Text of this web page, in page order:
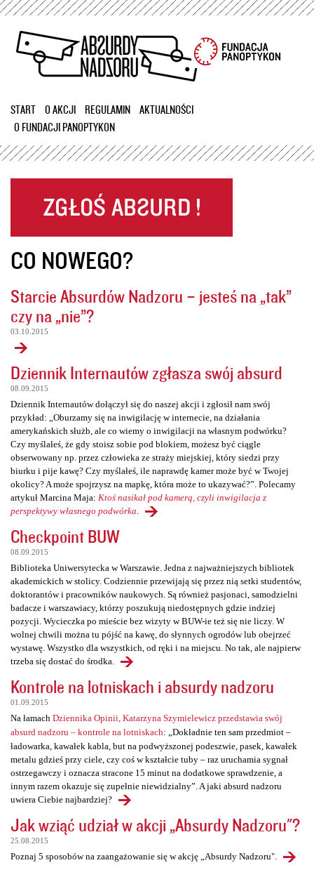
Przejdź
treści
START O AKCJI REGULAMIN
AKTUALNOŚCI
O FUNDACJI PANOPTYKON
CO NOWEGO?
Starcie Absurdów Nadzoru – jesteś na „tak”
czy na „nie”?
03.10.2015
Dziennik Internautów zgłasza swój absurd
08.09.2015
Dziennik Internautów dołączył się do naszej akcji i zgłosił nam swój
przykład: „Oburzamy się na inwigilację w internecie, na działania
amerykańskich służb, ale co wiemy o inwigilacji na własnym podwórku?
Czy myślałeś, że gdy stoisz sobie pod blokiem, możesz być ciągle
obserwowany np. przez człowieka ze straży miejskiej, który siedzi przy
biurku i pije kawę? Czy myślałeś, ile naprawdę kamer może być w Twojej
okolicy? A może spojrzysz na mapkę, która może to ukazywać?”. Polecamy
artykuł Marcina Maja: Ktoś nasikał pod kamerą, czyli inwigilacja z
perspektywy własnego podwórka
Checkpoint BUW
08.09.2015
Biblioteka Uniwersytecka w Warszawie. Jedna z najważniejszych bibliotek
akademickich w stolicy. Codziennie przewijają się przez nią setki studentów,
doktorantów i pracowników naukowych. Są również pasjonaci, samodzielni
badacze i warszawiacy, którzy poszukują niedostępnych gdzie indziej
pozycji. Wycieczka po mieście bez wizyty w BUW-ie też się nie liczy. W
wolnej chwili można tu pójść na kawę, do słynnych ogrodów lub obejrzeć
wystawę. Wszystko dla wszystkich, od ręki i na miejscu. No tak, ale najpierw
trzeba się dostać do środka.
Kontrole na lotniskach i absurdy nadzoru
01.09.2015
Na łamach Dziennika Opinii, Katarzyna Szymielewicz przedstawia swój
absurd nadzoru – kontrole na lotniskach: „Dokładnie ten sam przedmiot –
ładowarka, kawałek kabla, but na podwyższonej podeszwie, pasek, kawałek
metalu gdzieś przy ciele, czy coś w kształcie tuby – raz uruchamia sygnał
ostrzegawczy i oznacza stracone 15 minut na dodatkowe sprawdzenie, a
innym razem okazuje się zupełnie niewidzialny”. A jaki absurd nadzoru
uwiera Ciebie najbardziej?
Jak wziąć udział w akcji „Absurdy Nadzoru"?
25.08.2015
Poznaj 5 sposobów na zaangażowanie się w akcję „Absurdy Nadzoru".